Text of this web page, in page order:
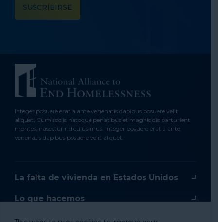
Integer posuere erat a ante venenatis dapibus posuere velit
aliquet. Cum sociis natoque penatibus et magnis dis parturient
montes, nascetur ridiculus mus. Integer posuere erat a ante
venenatis dapibus posuere velit aliquet.
La falta de vivienda en Estados Unidos
Lo que hacemos
Cuestiones clave